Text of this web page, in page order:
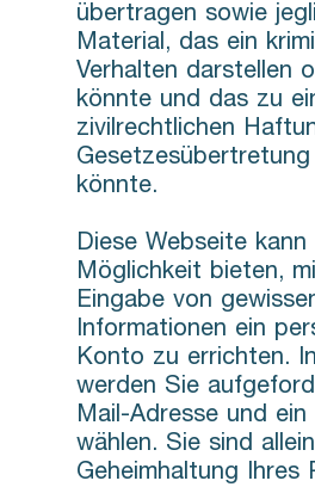
übertragen sowie
Material, das ein
Verhalten darstellen
könnte und das zu
zivilrechtlichen
Gesetzesübertretung
könnte.
Diese Webseite kann
Möglichkeit bieten,
Eingabe von
Informationen ein
Konto zu errichten.
werden Sie
Mail-Adresse und
wählen. Sie sind
Geheimhaltung Ihres